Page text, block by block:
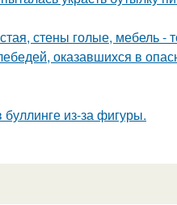
стены голые, мебель -
оказавшихся в
из-за фигуры.